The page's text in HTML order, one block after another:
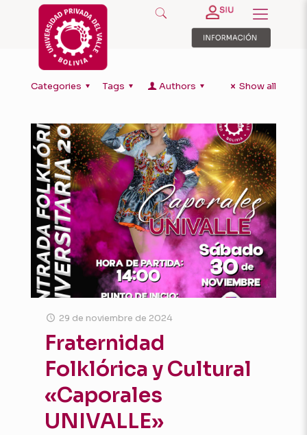
Categories Tags Authors Show all
29 de noviembre de 2024
Fraternidad
Folklórica y Cultural
«Caporales
UNIVALLE»